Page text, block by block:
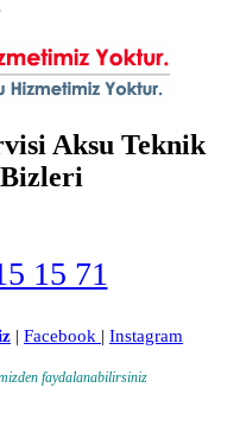
Aksu Teknik
15 71
| Facebook | Instagram
faydalanabilirsiniz